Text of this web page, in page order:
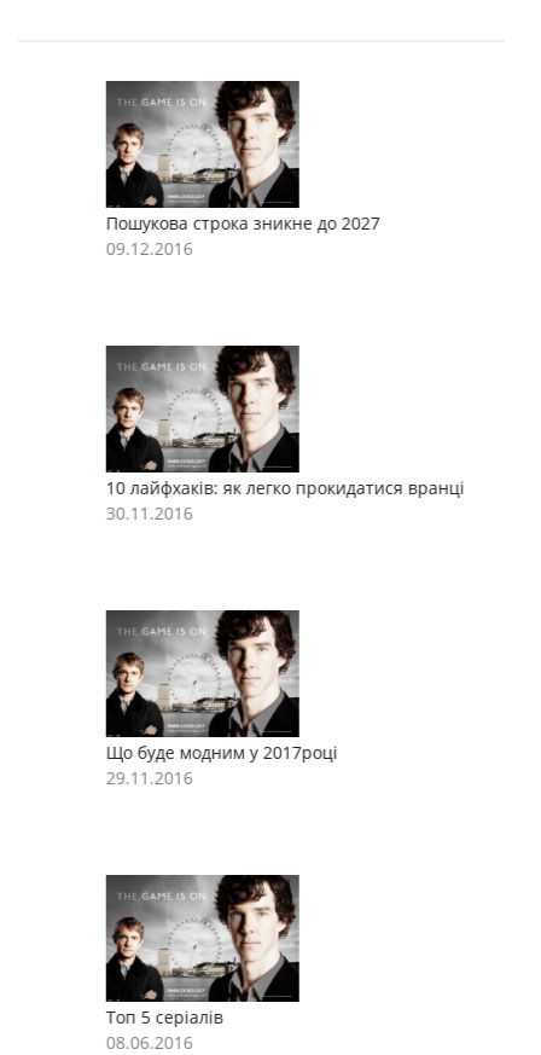
Пошукова строка зникне до 2027
09.12.2016
10 лайфхаків: як легко прокидатися вранці
30.11.2016
Що буде модним у 2017році
29.11.2016
Топ 5 серіалів
08.06.2016